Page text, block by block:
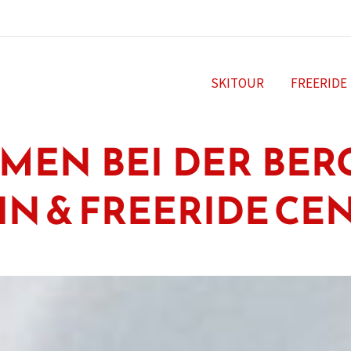
SKITOUR
FREERIDE
BEI DER
& FREERIDE